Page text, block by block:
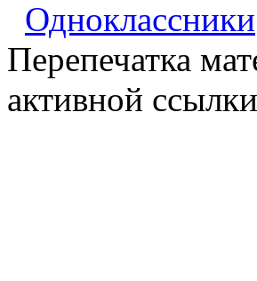
Одноклассники
Перепечатка
активной